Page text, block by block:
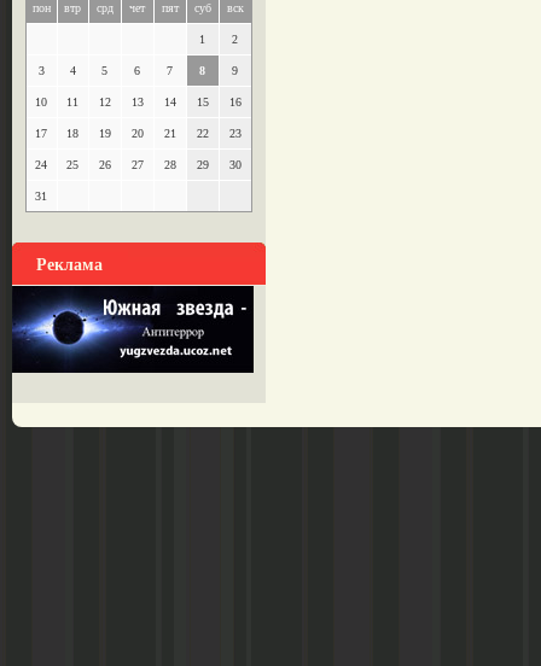
пон втр срд чет пят суб вск
1 2
3 4 5 6 7 8 9
10 11 12 13 14 15 16
17 18 19 20 21 22 23
24 25 26 27 28 29 30
31
Реклама